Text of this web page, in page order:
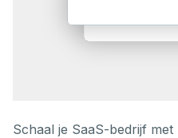
Schaal je SaaS-bedrijf